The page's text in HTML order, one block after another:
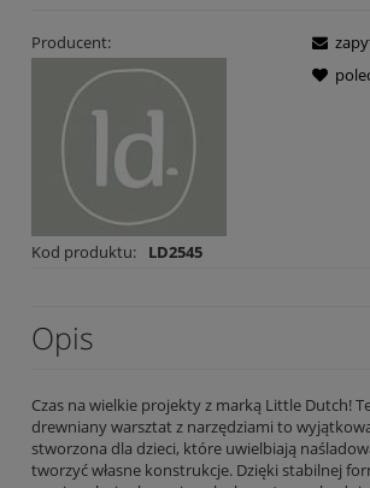
Producent:
Kod produktu: LD2545
Opis
Czas na wielkie projekty z marką Little Dutch!
drewniany warsztat z narzędziami to
stworzona dla dzieci, które uwielbiają
tworzyć własne konstrukcje. Dzięki stabilnej